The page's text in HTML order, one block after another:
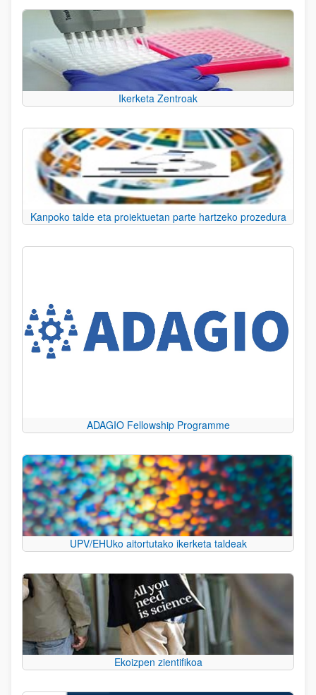
Ikerketa Zentroak
Kanpoko talde eta proiektuetan parte hartzeko prozedura
ADAGIO Fellowship Programme
UPV/EHUko aitortutako ikerketa taldeak
Ekoizpen zientifikoa